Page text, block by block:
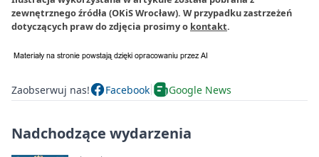
zewnętrznego źródła (OKiS Wrocław). W przypadku zastrzeżeń
dotyczących praw do zdjęcia prosimy o kontakt.
Zaobserwuj nas! Facebook Google News
Nadchodzące wydarzenia